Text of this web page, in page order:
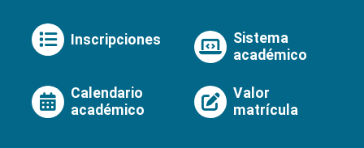
Inscripciones
Sistema
académico
Calendario
académico
Valor
matrícula